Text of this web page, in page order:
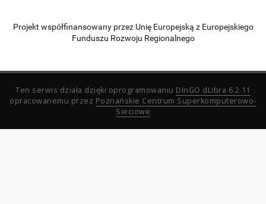
Projekt współfinansowany przez Unię Europejską z Europejskiego
Funduszu Rozwoju Regionalnego
Ten serwis działa dzięki oprogramowaniu DInGO dLibra 6.2.11
opracowanemu przez Poznańskie Centrum Superkomputerowo-
Sieciowe